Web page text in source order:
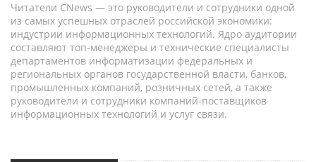
Читатели CNews — это руководители и сотрудники одной
из самых успешных отраслей российской экономики:
индустрии информационных технологий. Ядро аудитории
составляют топ-менеджеры и технические специалисты
департаментов информатизации федеральных и
региональных органов государственной власти, банков,
промышленных компаний, розничных сетей, а также
руководители и сотрудники компаний-поставщиков
информационных технологий и услуг связи.